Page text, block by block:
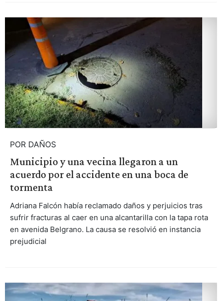
POR DAÑOS
Municipio y una vecina llegaron a un
acuerdo por el accidente en una boca de
tormenta
Adriana Falcón había reclamado daños y perjuicios tras
sufrir fracturas al caer en una alcantarilla con la tapa rota
en avenida Belgrano. La causa se resolvió en instancia
prejudicial